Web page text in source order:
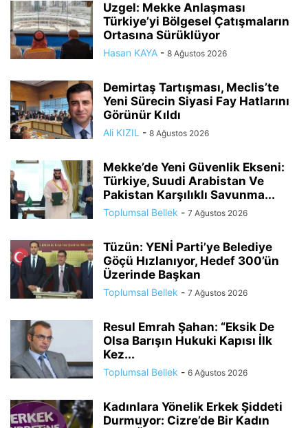
Uzgel: Mekke Anlaşması
Türkiye’yi Bölgesel Çatışmaların
Ortasına Sürüklüyor
Hasan KAYA - 8 Ağustos 2026
Demirtaş Tartışması, Meclis’te
Yeni Sürecin Siyasi Fay Hatlarını
Görünür Kıldı
Ali KIZIL - 8 Ağustos 2026
Mekke’de Yeni Güvenlik Ekseni:
Türkiye, Suudi Arabistan Ve
Pakistan Karşılıklı Savunma...
Toplumsal Bellek - 7 Ağustos 2026
Tüzün: YENİ Parti’ye Belediye
Göçü Hızlanıyor, Hedef 300’ün
Üzerinde Başkan
Toplumsal Bellek - 7 Ağustos 2026
Resul Emrah Şahan: “Eksik De
Olsa Barışın Hukuki Kapısı İlk
Kez...
Toplumsal Bellek - 6 Ağustos 2026
Kadınlara Yönelik Erkek Şiddeti
Durmuyor: Cizre’de Bir Kadın